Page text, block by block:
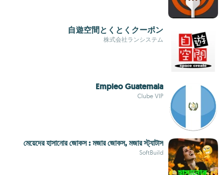
自遊空間とくとくクーポン
株式会社ランシステム
Empleo Guatemala
Clube VIP
মেয়েদের হাসানোর জোকস : মজার জোকস, মজার স্ট্যাটাস
SoftBuild